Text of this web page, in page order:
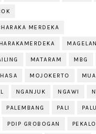
MERDEKA
MATARAM MBG
MOJOKERTO
NGANJUK NGAWI
PALEMBANG PALI PALU
PDIP GROBOGAN